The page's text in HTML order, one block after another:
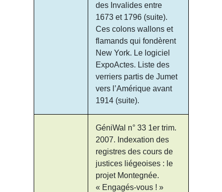
des Invalides entre
1673 et 1796 (suite).
Ces colons wallons et
flamands qui fondèrent
New York. Le logiciel
ExpoActes. Liste des
verriers partis de Jumet
vers l’Amérique avant
1914 (suite).
GéniWal n° 33 1er trim.
2007. Indexation des
registres des cours de
justices liégeoises : le
projet Montegnée.
« Engagés-vous ! »